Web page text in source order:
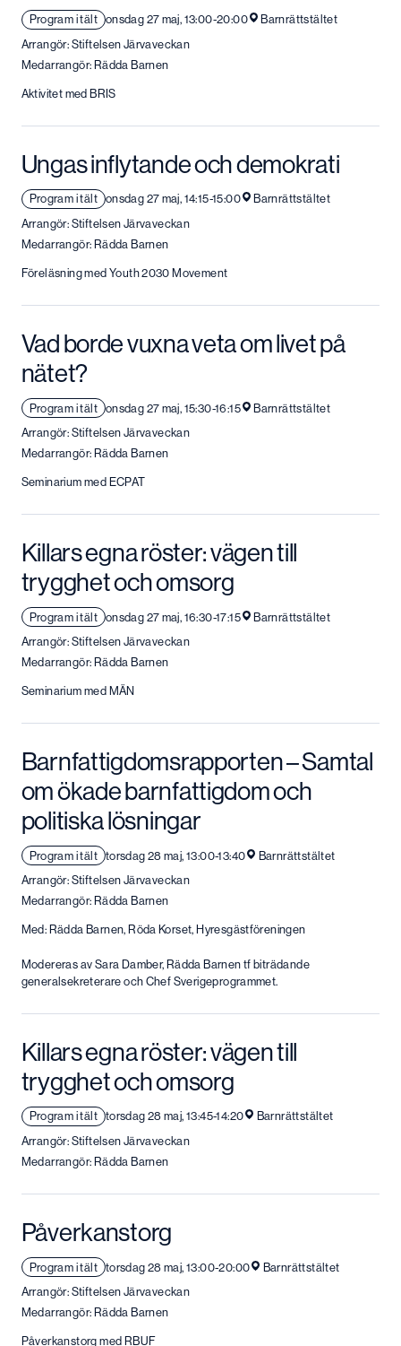
Program i tält onsdag 27 maj, 13:00-20:00
Barnrättstältet
Arrangör: Stiftelsen Järvaveckan
Medarrangör: Rädda Barnen
Aktivitet med BRIS
Ungas inflytande och demokrati
Program i tält onsdag 27 maj, 14:15-15:00
Barnrättstältet
Arrangör: Stiftelsen Järvaveckan
Medarrangör: Rädda Barnen
Föreläsning med Youth 2030 Movement
Vad borde vuxna veta om livet på
nätet?
Program i tält onsdag 27 maj, 15:30-16:15
Barnrättstältet
Arrangör: Stiftelsen Järvaveckan
Medarrangör: Rädda Barnen
Seminarium med ECPAT
Killars egna röster: vägen till
trygghet och omsorg
Program i tält onsdag 27 maj, 16:30-17:15
Barnrättstältet
Arrangör: Stiftelsen Järvaveckan
Medarrangör: Rädda Barnen
Seminarium med MÄN
Barnfattigdomsrapporten – Samtal
om ökade barnfattigdom och
politiska lösningar
Program i tält torsdag 28 maj, 13:00-13:40
Barnrättstältet
Arrangör: Stiftelsen Järvaveckan
Medarrangör: Rädda Barnen
Med: Rädda Barnen, Röda Korset, Hyresgästföreningen
Modereras av Sara Damber, Rädda Barnen tf biträdande
generalsekreterare och Chef Sverigeprogrammet.
Killars egna röster: vägen till
trygghet och omsorg
Program i tält torsdag 28 maj, 13:45-14:20
Barnrättstältet
Arrangör: Stiftelsen Järvaveckan
Medarrangör: Rädda Barnen
Påverkanstorg
Program i tält torsdag 28 maj, 13:00-20:00
Barnrättstältet
Arrangör: Stiftelsen Järvaveckan
Medarrangör: Rädda Barnen
Påverkanstorg med RBUF